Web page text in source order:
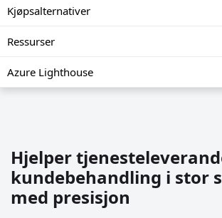
Kjøpsalternativer
Ressurser
Azure Lighthouse
Hjelper
kundebehandling i stor
med presisjon